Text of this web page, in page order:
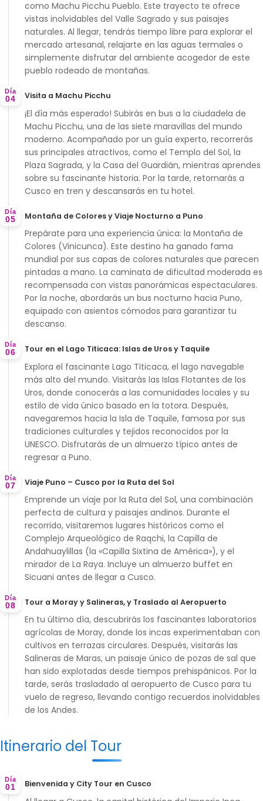
como Machu Picchu Pueblo. Este trayecto te ofrece
vistas inolvidables del Valle Sagrado y sus paisajes
naturales. Al llegar, tendrás tiempo libre para explorar el
mercado artesanal, relajarte en las aguas termales o
simplemente disfrutar del ambiente acogedor de este
pueblo rodeado de montañas.
Día
04 Visita a Machu Picchu
¡El día más esperado! Subirás en bus a la ciudadela de
Machu Picchu, una de las siete maravillas del mundo
moderno. Acompañado por un guía experto, recorrerás
sus principales atractivos, como el Templo del Sol, la
Plaza Sagrada, y la Casa del Guardián, mientras aprendes
sobre su fascinante historia. Por la tarde, retornarás a
Cusco en tren y descansarás en tu hotel.
Día
05 Montaña de Colores y Viaje Nocturno a Puno
Prepárate para una experiencia única: la Montaña de
Colores (Vinicunca). Este destino ha ganado fama
mundial por sus capas de colores naturales que parecen
pintadas a mano. La caminata de dificultad moderada es
recompensada con vistas panorámicas espectaculares.
Por la noche, abordarás un bus nocturno hacia Puno,
equipado con asientos cómodos para garantizar tu
descanso.
Día
06 Tour en el Lago Titicaca: Islas de Uros y Taquile
Explora el fascinante Lago Titicaca, el lago navegable
más alto del mundo. Visitarás las Islas Flotantes de los
Uros, donde conocerás a las comunidades locales y su
estilo de vida único basado en la totora. Después,
navegaremos hacia la Isla de Taquile, famosa por sus
tradiciones culturales y tejidos reconocidos por la
UNESCO. Disfrutarás de un almuerzo típico antes de
regresar a Puno.
Día
07 Viaje Puno – Cusco por la Ruta del Sol
Emprende un viaje por la Ruta del Sol, una combinación
perfecta de cultura y paisajes andinos. Durante el
recorrido, visitaremos lugares históricos como el
Complejo Arqueológico de Raqchi, la Capilla de
Andahuaylillas (la «Capilla Sixtina de América»), y el
mirador de La Raya. Incluye un almuerzo buffet en
Sicuani antes de llegar a Cusco.
Día
08 Tour a Moray y Salineras, y Traslado al Aeropuerto
En tu último día, descubrirás los fascinantes laboratorios
agrícolas de Moray, donde los incas experimentaban con
cultivos en terrazas circulares. Después, visitarás las
Salineras de Maras, un paisaje único de pozas de sal que
han sido explotadas desde tiempos prehispánicos. Por la
tarde, serás trasladado al aeropuerto de Cusco para tu
vuelo de regreso, llevando contigo recuerdos inolvidables
de los Andes.
Itinerario del Tour
Día
01 Bienvenida y City Tour en Cusco